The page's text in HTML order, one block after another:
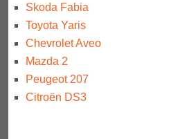
Skoda Fabia
Toyota Yaris
Chevrolet Aveo
Mazda 2
Peugeot 207
Citroën DS3